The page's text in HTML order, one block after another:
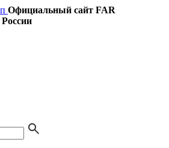
Официальный сайт FAR